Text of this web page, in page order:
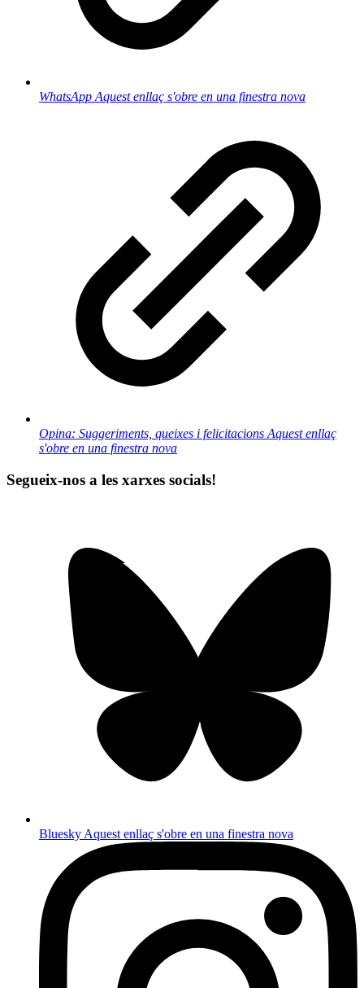
WhatsApp Aquest enllaç s'obre en una finestra nova
Opina: Suggeriments, queixes i felicitacions Aquest enllaç
s'obre en una finestra nova
Segueix-nos a les xarxes socials!
Bluesky Aquest enllaç s'obre en una finestra nova